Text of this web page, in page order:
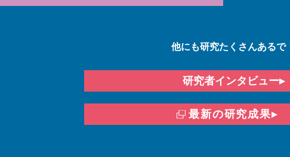
他にも研究たくさんあるで
研究者インタビュー▸
最新の研究成果▸